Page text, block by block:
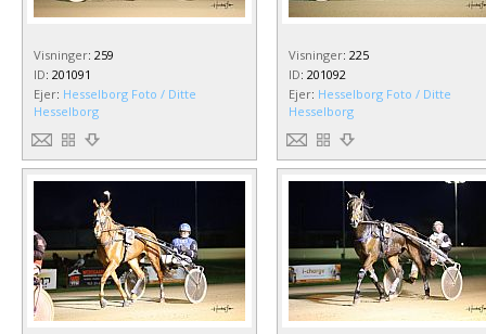
Visninger: 259
ID: 201091
Ejer: Hesselborg Foto / Ditte
Hesselborg
Visninger: 225
ID: 201092
Ejer: Hesselborg Foto / Ditte
Hesselborg